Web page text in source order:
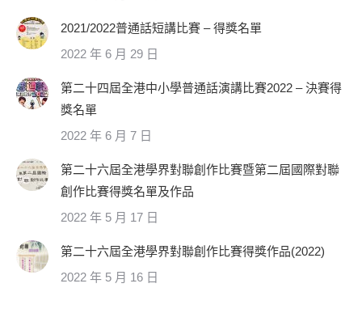
2021/2022普通話短講比賽 – 得獎名單
2022 年 6 月 29 日
第二十四屆全港中小學普通話演講比賽2022 – 決賽得
獎名單
2022 年 6 月 7 日
第二十六屆全港學界對聯創作比賽暨第二屆國際對聯
創作比賽得獎名單及作品
2022 年 5 月 17 日
第二十六屆全港學界對聯創作比賽得獎作品(2022)
2022 年 5 月 16 日